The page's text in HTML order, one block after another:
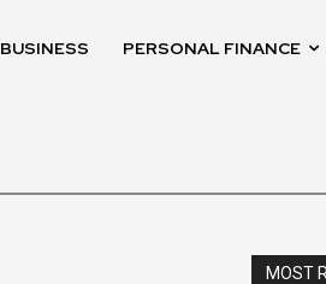
BUSINESS PERSONAL FINANCE
MOST